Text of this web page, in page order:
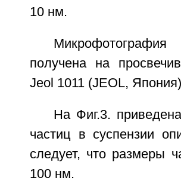
10 нм.
Микрофотография
получена на
Jeol 1011 (JEOL,
На Фиг.3.
частиц в суспензии
следует, что размеры
100 нм.